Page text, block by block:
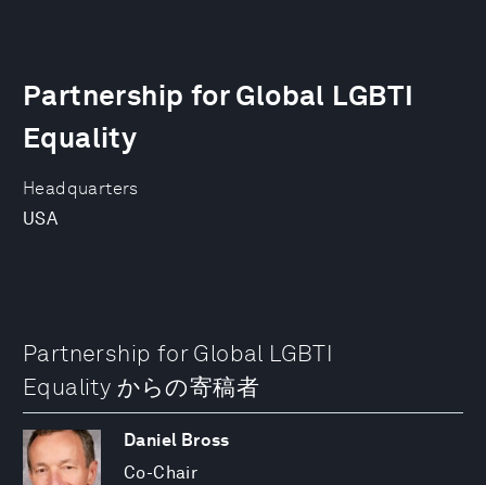
Headquarters
USA
Partnership for Global LGBTI
Equality
Partnership for Global LGBTI
Equality からの寄稿者
Daniel Bross
Co-Chair